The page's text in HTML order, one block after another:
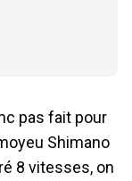
pas fait pour
Shimano
8 vitesses, on